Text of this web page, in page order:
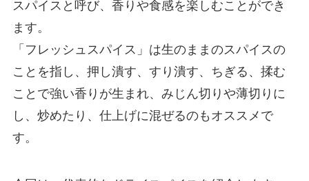
スパイスと呼び、香りや食感を楽しむことができ
ます。
「フレッシュスパイス」は生のままのスパイスの
ことを指し、押し潰す、すり潰す、ちぎる、揉む
ことで強い香りが生まれ、みじん切りや薄切りに
し、炒めたり、仕上げに混ぜるのもオススメで
す。